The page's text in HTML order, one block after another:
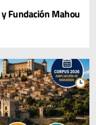
Fundación Mahou